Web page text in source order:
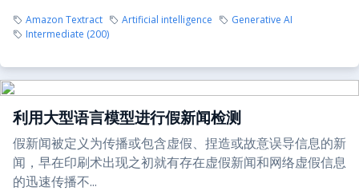
Amazon Textract Artificial intelligence
Generative AI
Intermediate (200)
利用大型语言模型进行假新闻检测
假新闻被定义为传播或包含虚假、捏造或故意误导信息的新
闻，早在印刷术出现之初就有存在虚假新闻和网络虚假信息
的迅速传播不...